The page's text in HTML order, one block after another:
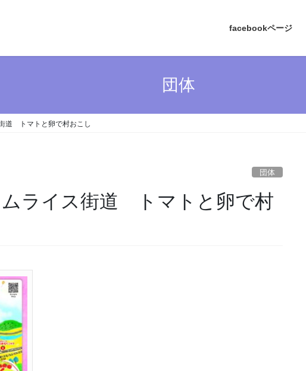
facebookページ
団体
道 トマトと卵で村おこし
団体
ムライス街道 トマトと卵で村